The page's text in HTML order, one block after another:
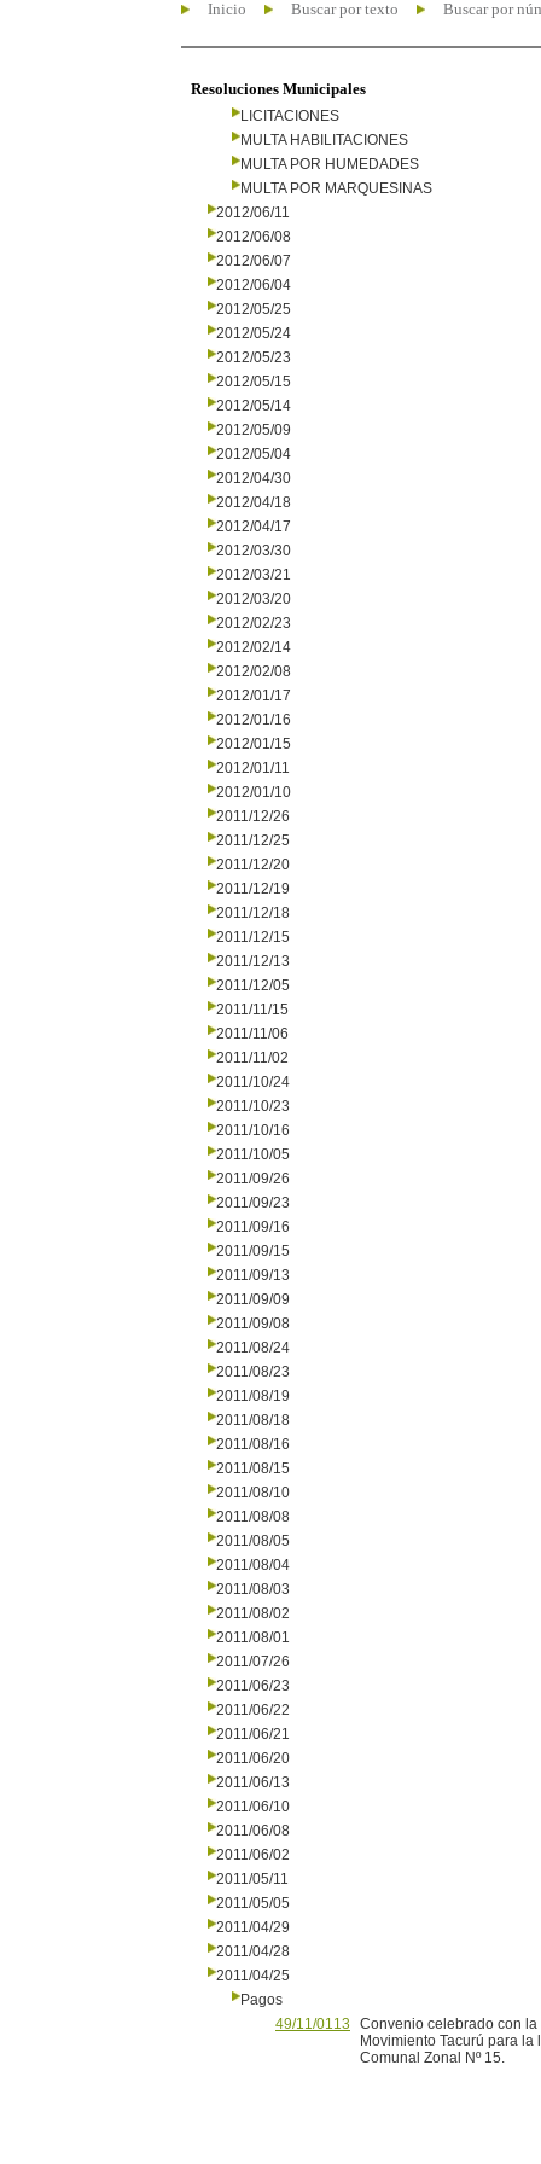
Inicio Buscar por texto Buscar por
Resoluciones Municipales
LICITACIONES
MULTA HABILITACIONES
MULTA POR HUMEDADES
MULTA POR MARQUESINAS
2012/06/11
2012/06/08
2012/06/07
2012/06/04
2012/05/25
2012/05/24
2012/05/23
2012/05/15
2012/05/14
2012/05/09
2012/05/04
2012/04/30
2012/04/18
2012/04/17
2012/03/30
2012/03/21
2012/03/20
2012/02/23
2012/02/14
2012/02/08
2012/01/17
2012/01/16
2012/01/15
2012/01/11
2012/01/10
2011/12/26
2011/12/25
2011/12/20
2011/12/19
2011/12/18
2011/12/15
2011/12/13
2011/12/05
2011/11/15
2011/11/06
2011/11/02
2011/10/24
2011/10/23
2011/10/16
2011/10/05
2011/09/26
2011/09/23
2011/09/16
2011/09/15
2011/09/13
2011/09/09
2011/09/08
2011/08/24
2011/08/23
2011/08/19
2011/08/18
2011/08/16
2011/08/15
2011/08/10
2011/08/08
2011/08/05
2011/08/04
2011/08/03
2011/08/02
2011/08/01
2011/07/26
2011/06/23
2011/06/22
2011/06/21
2011/06/20
2011/06/13
2011/06/10
2011/06/08
2011/06/02
2011/05/11
2011/05/05
2011/04/29
2011/04/28
2011/04/25
Pagos
49/11/0113
Convenio celebrado con
Movimiento Tacurú para
Comunal Zonal Nº 15.